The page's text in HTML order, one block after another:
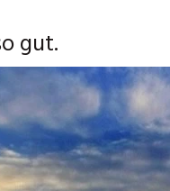
gut.